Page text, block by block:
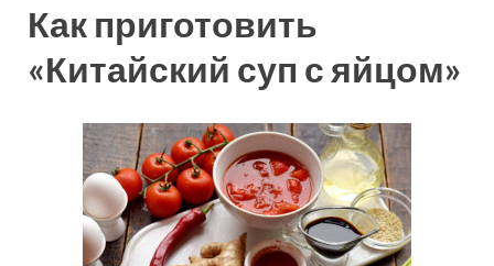
Как приготовить
«Китайский суп с яйцом»